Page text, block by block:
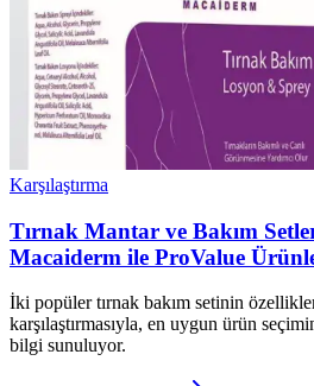
Karşılaştırma
Tırnak Mantar ve Bakım
Macaiderm ile ProValue
İki popüler tırnak bakım setinin
karşılaştırmasıyla, en uygun ürün
bilgi sunuluyor.